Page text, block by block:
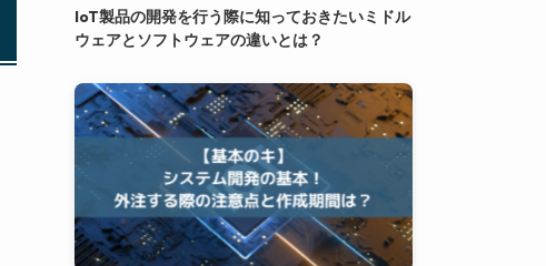
IoT製品の開発を行う際に知っておきたいミドル
ウェアとソフトウェアの違いとは？